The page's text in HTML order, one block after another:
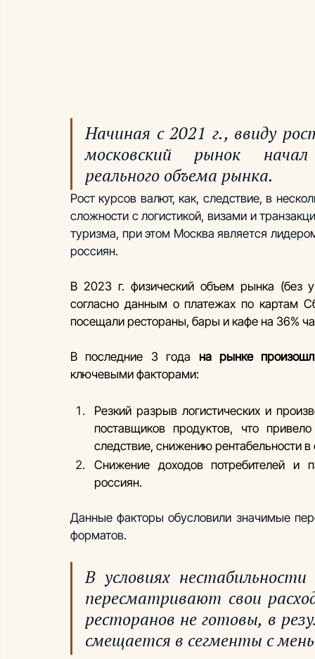
Начиная с 2021 г., ввиду
московский рынок начал
реального объема рынка.
Рост курсов валют, как, следствие, в
сложности с логистикой, визами и
туризма, при этом Москва является
россиян.
В 2023 г. физический объем рынка (без
согласно данным о платежах по картам
посещали рестораны, бары и кафе на 36%
В последние 3 года на рынке
ключевыми факторами:
Резкий разрыв логистических и
поставщиков продуктов, что
следствие, снижению рентабельности в
Снижение доходов потребителей и
россиян.
Данные факторы обусловили значимые
форматов.
В условиях
пересматривают свои
ресторанов не готовы, в
смещается в сегменты с